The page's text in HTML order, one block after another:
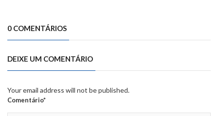
0 COMENTÁRIOS
DEIXE UM COMENTÁRIO
Your email address will not be published.
Comentário*